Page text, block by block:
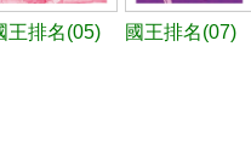
王排名(05) 國王排名(07)